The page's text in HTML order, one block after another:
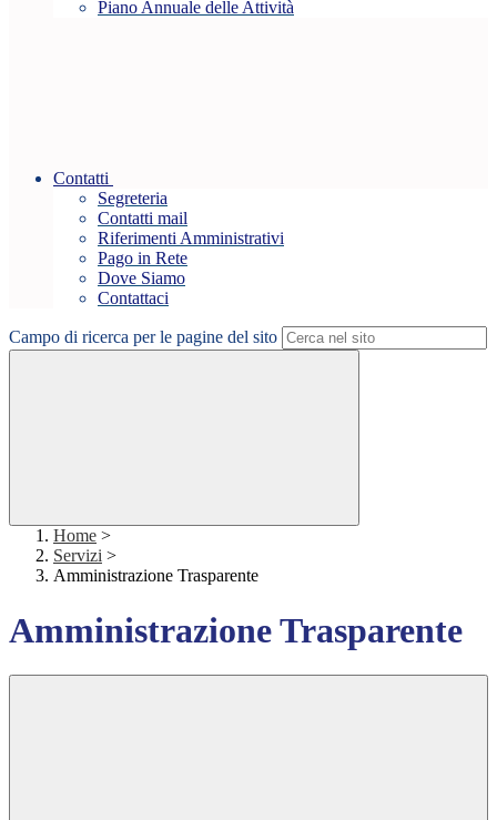
Piano Annuale delle Attività
Contatti
Segreteria
Contatti mail
Riferimenti Amministrativi
Pago in Rete
Dove Siamo
Contattaci
Campo di ricerca per le pagine del sito
Home >
Servizi >
Amministrazione Trasparente
Amministrazione Trasparente